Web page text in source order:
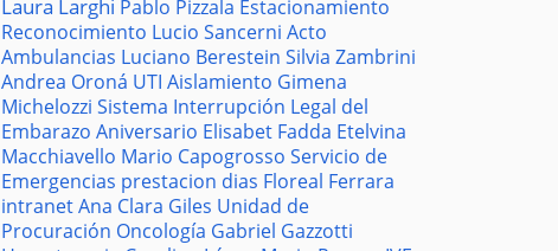
Laura Larghi Pablo Pizzala Estacionamiento
Reconocimiento Lucio Sancerni Acto
Ambulancias Luciano Berestein Silvia Zambrini
Andrea Oroná UTI Aislamiento Gimena
Michelozzi Sistema Interrupción Legal del
Embarazo Aniversario Elisabet Fadda Etelvina
Macchiavello Mario Capogrosso Servicio de
Emergencias prestacion dias Floreal Ferrara
intranetAna Clara Giles Unidad de
Procuración Oncología Gabriel Gazzotti